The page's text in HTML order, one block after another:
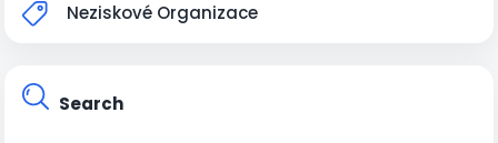
Neziskové Organizace
Search